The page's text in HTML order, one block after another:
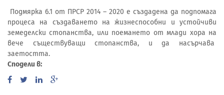
Подмярка 6.1 от ПРСР 2014 – 2020 е създадена да подпомага
процеса на създаването на жизнеспособни и устойчиви
земеделски стопанства, или поемането от млади хора на
вече съществуващи стопанства, и да насърчава
заетостта.
Сподели в: